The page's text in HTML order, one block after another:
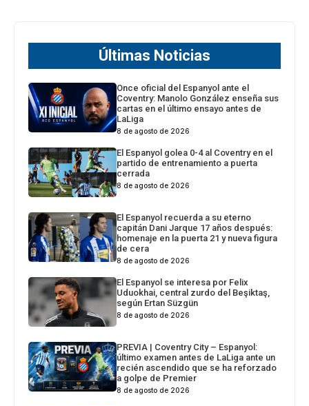
Últimas Noticias
Once oficial del Espanyol ante el
Coventry: Manolo González enseña sus
cartas en el último ensayo antes de
LaLiga
8 de agosto de 2026
El Espanyol golea 0-4 al Coventry en el
partido de entrenamiento a puerta
cerrada
8 de agosto de 2026
El Espanyol recuerda a su eterno
capitán Dani Jarque 17 años después:
homenaje en la puerta 21 y nueva figura
de cera
8 de agosto de 2026
El Espanyol se interesa por Felix
Uduokhai, central zurdo del Beşiktaş,
según Ertan Süzgün
8 de agosto de 2026
PREVIA | Coventry City – Espanyol:
último examen antes de LaLiga ante un
recién ascendido que se ha reforzado
a golpe de Premier
8 de agosto de 2026